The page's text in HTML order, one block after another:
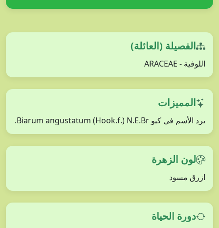
الفصيلة (العائلة)
اللوفية - ARACEAE
المميزات
يرد الأسم في كيو Biarum angustatum (Hook.f.) N.E.Br.
لون الزهرة
ازرق مسود
دورة الحياة